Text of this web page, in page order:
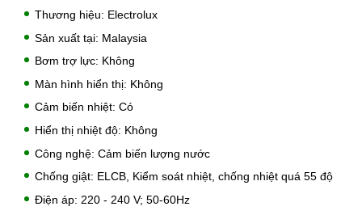
Thương hiệu: Electrolux
Sản xuất tại: Malaysia
Bơm trợ lực: Không
Màn hình hiển thị: Không
Cảm biến nhiệt: Có
Hiển thị nhiệt độ: Không
Công nghệ: Cảm biến lượng nước
Chống giật: ELCB, Kiểm soát nhiệt, chống nhiệt quá 55 độ
Điện áp: 220 - 240 V; 50-60Hz